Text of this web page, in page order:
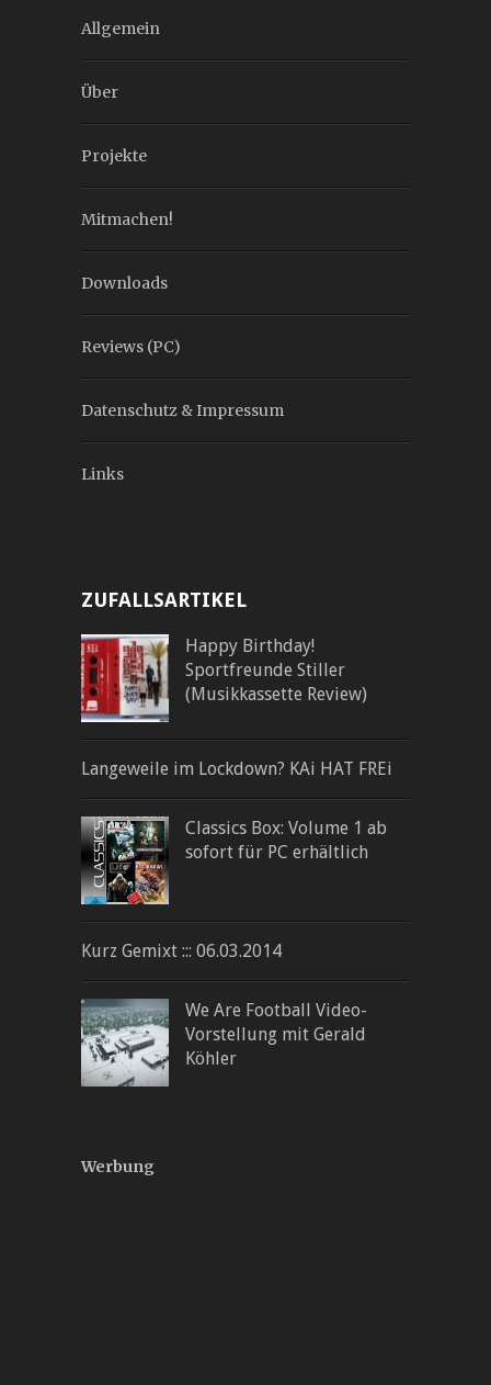
Allgemein
Über
Projekte
Mitmachen!
Downloads
Reviews (PC)
Datenschutz & Impressum
Links
ZUFALLSARTIKEL
Happy Birthday!
Sportfreunde Stiller
(Musikkassette Review)
Langeweile im Lockdown? KAi HAT FREi
Classics Box: Volume 1 ab
sofort für PC erhältlich
Kurz Gemixt ::: 06.03.2014
We Are Football Video-
Vorstellung mit Gerald
Köhler
Werbung